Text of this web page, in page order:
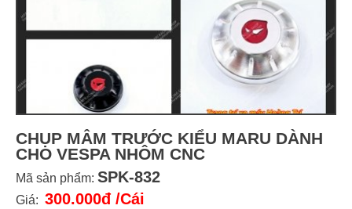
CHỤP MÂM TRƯỚC KIỂU MARU DÀNH
CHO VESPA NHÔM CNC
Mã sản phẩm: SPK-832
Giá: 300.000đ /Cái